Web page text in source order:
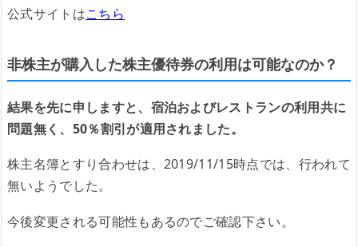
公式サイトはこちら
非株主が購入した株主優待券の利用は可能なのか？
結果を先に申しますと、宿泊およびレストランの利用共に
問題無く、50％割引が適用されました。
株主名簿とすり合わせは、2019/11/15時点では、行われて
無いようでした。
今後変更される可能性もあるのでご確認下さい。